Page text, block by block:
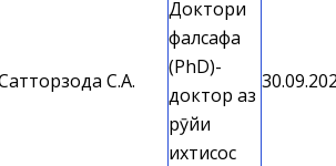
С.А.
Доктори
фалсафа
(PhD)-
доктор аз
рӯйи
ихтисос